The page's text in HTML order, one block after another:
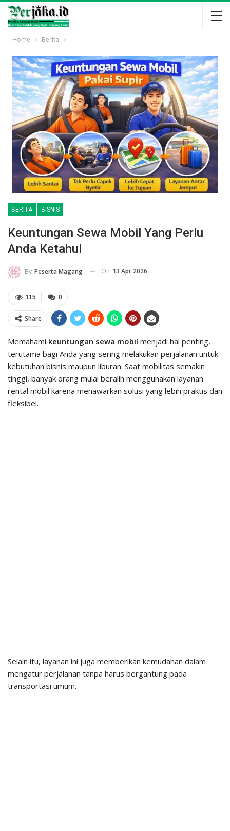
Home Berita
BERITA BISNIS
Keuntungan Sewa Mobil Yang Perlu
Anda Ketahui
By Peserta Magang On 13 Apr 2026
0
115
Share
Memahami keuntungan sewa mobil menjadi hal penting,
terutama bagi Anda yang sering melakukan perjalanan untuk
kebutuhan bisnis maupun liburan. Saat mobilitas semakin
tinggi, banyak orang mulai beralih menggunakan layanan
rental mobil karena menawarkan solusi yang lebih praktis dan
fleksibel.
Selain itu, layanan ini juga memberikan kemudahan dalam
mengatur perjalanan tanpa harus bergantung pada
transportasi umum.